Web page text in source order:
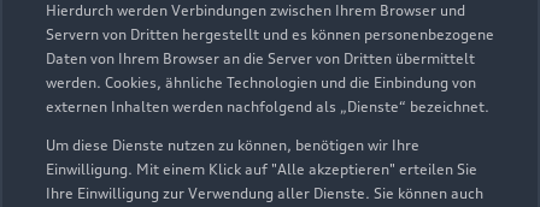
Hierdurch werden Verbindungen zwischen Ihrem Browser und
Servern von Dritten hergestellt und es können personenbezogene
Daten von Ihrem Browser an die Server von Dritten übermittelt
werden. Cookies, ähnliche Technologien und die Einbindung von
externen Inhalten werden nachfolgend als „Dienste“ bezeichnet.
Um diese Dienste nutzen zu können, benötigen wir Ihre
Einwilligung. Mit einem Klick auf "Alle akzeptieren" erteilen Sie
Ihre Einwilligung zur Verwendung aller Dienste. Sie können auch